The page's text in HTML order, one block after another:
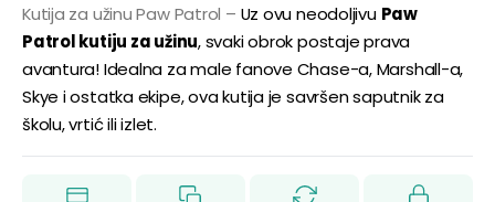
Kutija za užinu Paw Patrol – Uz ovu neodoljivu Paw
Patrol kutiju za užinu, svaki obrok postaje prava
avantura! Idealna za male fanove Chase-a, Marshall-a,
Skye i ostatka ekipe, ova kutija je savršen saputnik za
školu, vrtić ili izlet.